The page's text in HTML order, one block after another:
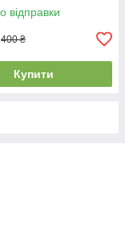
відправки
400 ₴
Купити